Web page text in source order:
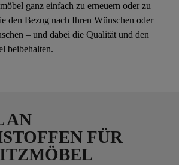
ganz einfach zu erneuern oder zu
den Bezug nach Ihren Wünschen oder
– und dabei die Qualität und den
beibehalten.
AN
FÜR